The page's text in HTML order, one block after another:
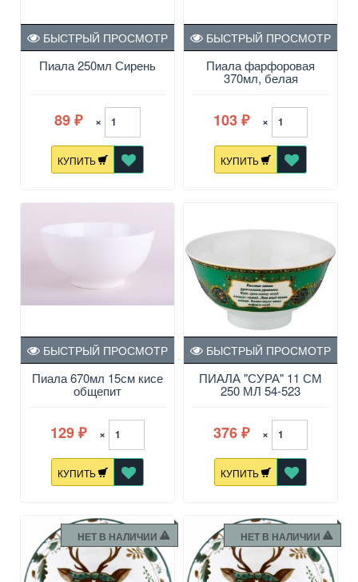
Пиала 250мл Сирень
БЫСТРЫЙ ПРОСМОТР
89 ₽ ×
КУПИТЬ
Пиала фарфоровая
370мл, белая
БЫСТРЫЙ ПРОСМОТР
103 ₽ ×
КУПИТЬ
Пиала 670мл 15см кисе
общепит
БЫСТРЫЙ ПРОСМОТР
129 ₽ ×
КУПИТЬ
ПИАЛА "СУРА" 11 СМ
250 МЛ 54-523
БЫСТРЫЙ ПРОСМОТР
376 ₽ ×
КУПИТЬ
НЕТ В НАЛИЧИИ НЕТ В НАЛИЧИИ